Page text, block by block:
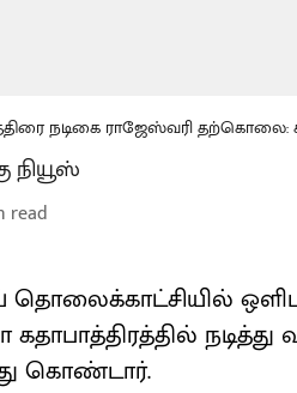
நடிகை ராஜேஸ்வரி தற்கொலை:
நியூஸ்
read
தொலைக்காட்சியில்
கதாபாத்திரத்தில்
கொண்டார்.